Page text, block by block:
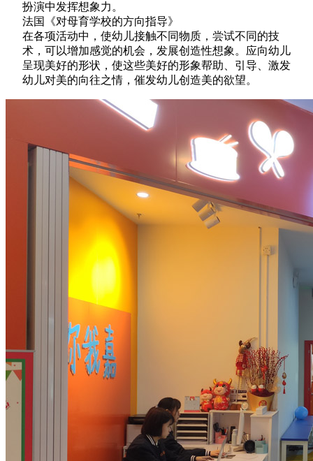
扮演中发挥想象力。
法国《对母育学校的方向指导》
在各项活动中，使幼儿接触不同物质，尝试不同的技
术，可以增加感觉的机会，发展创造性想象。应向幼儿
呈现美好的形状，使这些美好的形象帮助、引导、激发
幼儿对美的向往之情，催发幼儿创造美的欲望。